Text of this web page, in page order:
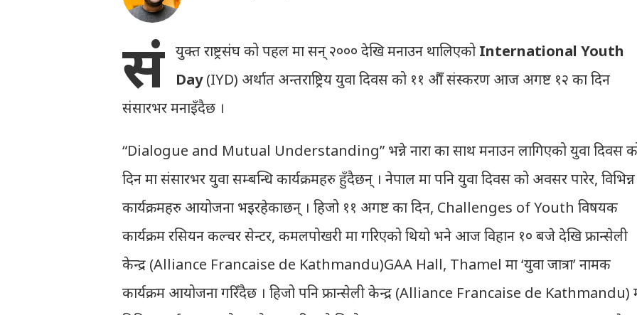
सं युक्त राष्ट्रसंघ को पहल मा सन् २००० देखि मनाउन थालिएको International Youth
Day(IYD) अर्थात अन्तराष्ट्रिय युवा दिवस को ११ औँ संस्करण आज अगष्ट १२ का दिन
संसारभर मनाइँदैछ ।
“Dialogue and Mutual Understanding” भन्ने नारा का साथ मनाउन लागिएको युवा दिवस
दिन मा संसारभर युवा सम्बन्धि कार्यक्रमहरु हुँदैछन् । नेपाल मा पनि युवा दिवस को अवसर पारेर, विभिन्न
कार्यक्रमहरु आयोजना भइरहेकाछन् । हिजो ११ अगष्ट का दिन, Challenges of Youth विषयक
कार्यक्रम रसियन कल्चर सेन्टर, कमलपोखरी मा गरिएको थियो भने आज विहान १० बजे देखि फ्रान्सेली
केन्द्र (Alliance Francaise de Kathmandu)GAA Hall, Thamel मा ‘युवा जात्रा’ नामक
कार्यक्रम आयोजना गरिँदैछ । हिजो पनि फ्रान्सेली केन्द्र (Alliance Francaise de Kathmandu)